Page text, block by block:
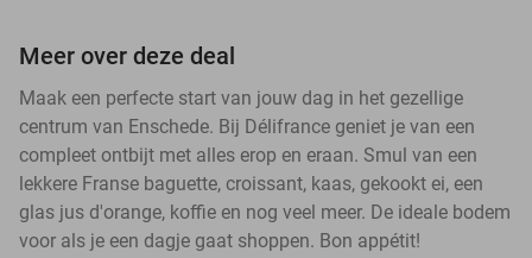
Meer over deze deal
Maak een perfecte start van jouw dag in het gezellige
centrum van Enschede. Bij Délifrance geniet je van een
compleet ontbijt met alles erop en eraan. Smul van een
lekkere Franse baguette, croissant, kaas, gekookt ei, een
glas jus d'orange, koffie en nog veel meer. De ideale bodem
voor als je een dagje gaat shoppen. Bon appétit!